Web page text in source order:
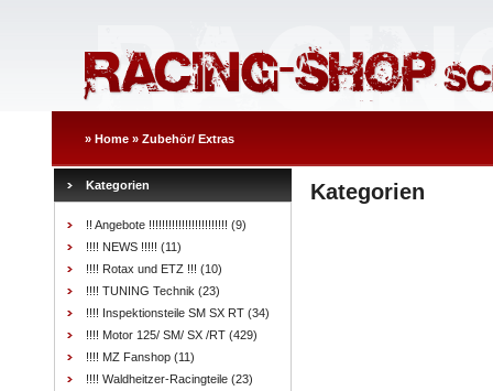
» Home » Zubehör/ Extras
Kategorien
!! Angebote !!!!!!!!!!!!!!!!!!!!!!!! (9)
!!!! NEWS !!!!! (11)
!!!! Rotax und ETZ !!! (10)
!!!! TUNING Technik (23)
!!!! Inspektionsteile SM SX RT (34)
!!!! Motor 125/ SM/ SX /RT (429)
!!!! MZ Fanshop (11)
!!!! Waldheitzer-Racingteile (23)
Kategorien